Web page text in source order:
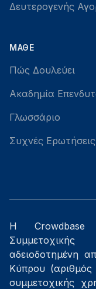
Δευτερογενής
ΜΆΘΕ
Πώς Δουλεύει
Ακαδημία
Γλωσσάριο
Συχνές Ερωτήσεις
Η Crowdbase
αδειοδοτημένη
Κύπρου (αριθμός
συμμετοχικής